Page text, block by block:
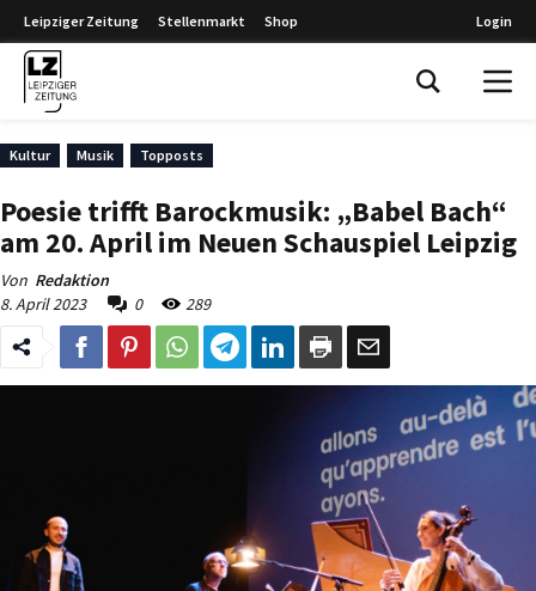
Leipziger Zeitung Stellenmarkt Shop Login
Kultur Musik Topposts
Poesie trifft Barockmusik: „Babel Bach“
am 20. April im Neuen Schauspiel Leipzig
Von Redaktion
8. April 2023
0 289